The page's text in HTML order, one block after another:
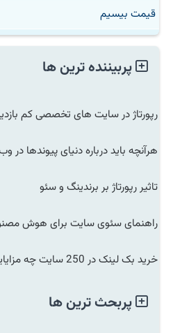
قیمت بیسیم
پربیننده ترین ها
رپورتاژ در سایت های تخصصی کم
هرآنچه باید درباره دنیای پیوندها در
تاثیر رپورتاژ بر برندینگ و سئو
راهنمای سئوی سایت برای هوش
خرید بک لینک در 250 سایت چه مزایایی دارد؟
پربحث ترین ها